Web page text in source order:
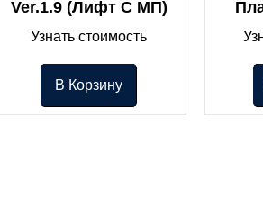
Ver.1.9 (лифт С МП)
Узнать стоимость
В Корзину